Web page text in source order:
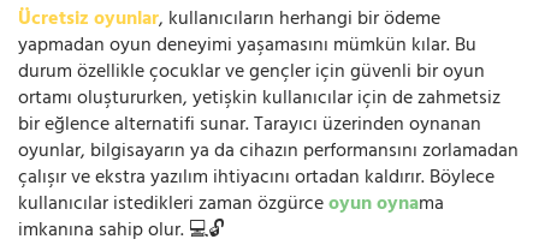
Ücretsiz oyunlar, kullanıcıların herhangi bir ödeme
yapmadan oyun deneyimi yaşamasını mümkün kılar. Bu
durum özellikle çocuklar ve gençler için güvenli bir oyun
ortamı oluştururken, yetişkin kullanıcılar için de zahmetsiz
bir eğlence alternatifi sunar. Tarayıcı üzerinden oynanan
oyunlar, bilgisayarın ya da cihazın performansını zorlamadan
çalışır ve ekstra yazılım ihtiyacını ortadan kaldırır. Böylece
kullanıcılar istedikleri zaman özgürceoyun oynama
imkanına sahip olur. 💻🔓